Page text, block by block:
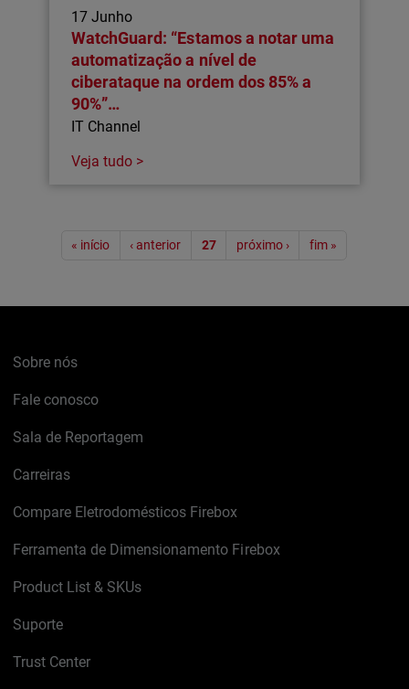
17 Junho
WatchGuard: “Estamos a notar uma
automatização a nível de
ciberataque na ordem dos 85% a
90%”…
IT Channel
Veja tudo >
Paginação
« início ‹ anterior 27 próximo › fim »
Sobre nós
Fale conosco
Sala de Reportagem
Carreiras
Compare Eletrodomésticos Firebox
Ferramenta de Dimensionamento Firebox
Product List & SKUs
Suporte
Trust Center